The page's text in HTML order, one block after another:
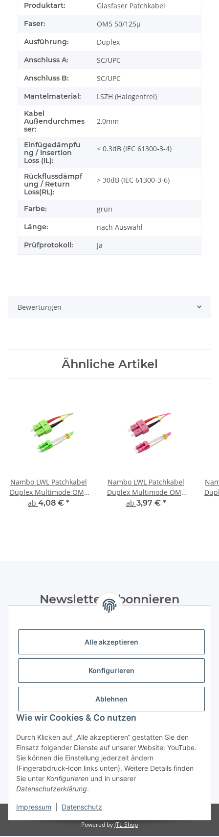
Alle akzeptieren
Konfigurieren
Ablehnen
Wie wir Cookies & Co nutzen
Durch Klicken auf „Alle akzeptieren“ gestatten Sie den
Einsatz folgender Dienste auf unserer Website: YouTube.
Sie können die Einstellung jederzeit ändern
(Fingerabdruck-Icon links unten). Weitere Details finden
Sie unter Konfigurieren und in unserer
Datenschutzerklärung.
Impressum Datenschutz
Produktart: Glasfaser Patchkabel
Faser: OM5 50/125µ
Ausführung: Duplex
Anschluss A: SC/UPC
Anschluss B: SC/UPC
Mantelmaterial: LSZH (Halogenfrei)
Kabel
Außendurchmes
ser:
2,0mm
Einfügedämpfu
ng / Insertion
Loss (IL):
< 0.3dB (IEC 61300-3-4)
Rückflussdämpf
ung / Return
Loss(RL):
> 30dB (IEC 61300-3-6)
Farbe: grün
Länge: nach Auswahl
Prüfprotokoll: Ja
Bewertungen
Ähnliche Artikel
Nambo LWL Patchkabel
Duplex Multimode OM5
mit LC/UPC-SC/UPC
ab 4,08 € *
Nambo LWL Patchkabel
Duplex Multimode OM4
mit LC/UPC-SC/UPC
ab 3,97 € *
Newsletter Abonnieren
Datenschutzerklärungregelmäßig und jederzeit widerruflich
Informationen zu Ihrem Produktsortiment per E-Mail zu.
Technische Unterstützung und Beratung:
Mail: info@nambo.de
Mo - Fr, 08:00 - 16:00 Uhr
Gesetzliche Informationen
Powered by JTL-Shop